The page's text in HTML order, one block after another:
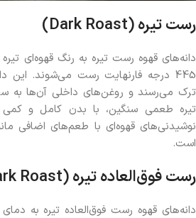
رست تیره (Dark Roast)
دانه‌های قهوه رست تیره به رنگ قهوه‌ای
445 درجه فارنهایت رست می‌شوند. این
ترک می‌رسند و روغن‌های داخلی آن‌ها به
تیره طعمی سنگین، با بدن کامل و کمی
نوشیدنی‌های قهوه‌ای با طعم‌های اضافی
است.
رست فوق‌العاده تیره (Extra Dark Roast)